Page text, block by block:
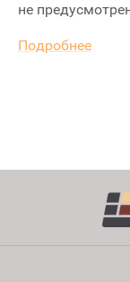
не
Подробнее